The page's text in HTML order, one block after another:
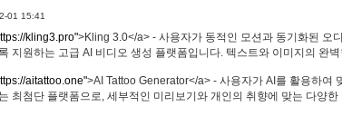
01 15:41
kling3.pro">Kling 3.0</a> - 사용자가 동적인 모션과 동기화된 오
지원하는 고급 AI 비디오 생성 플랫폼입니다. 텍스트와 이미지의 완
aitattoo.one">AI Tattoo Generator</a> - 사용자가 AI를 활용하여
최첨단 플랫폼으로, 세부적인 미리보기와 개인의 취향에 맞는 다양